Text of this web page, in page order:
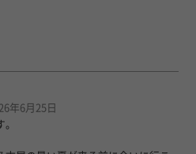
年6月25日